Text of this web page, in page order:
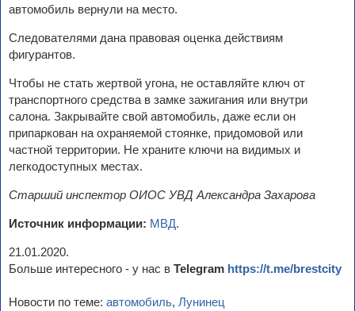
автомобиль вернули на место.
Следователями дана правовая оценка действиям
фигурантов.
Чтобы не стать жертвой угона, не оставляйте ключ от
транспортного средства в замке зажигания или внутри
салона. Закрывайте свой автомобиль, даже если он
припаркован на охраняемой стоянке, придомовой или
частной территории. Не храните ключи на видимых и
легкодоступных местах.
Старший инспектор ОИОС УВД Александра Захарова
Источник информации: МВД.
21.01.2020.
Больше интересного - у нас в Telegram https://t.me/brestcity
Новости по теме: автомобиль, Лунинец